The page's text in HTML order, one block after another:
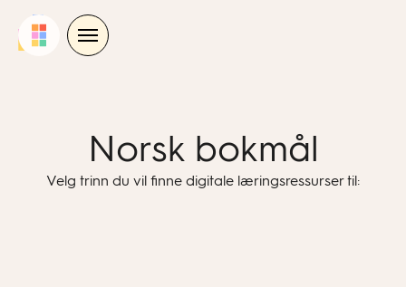
Norsk bokmål
Velg trinn du vil finne digitale læringsressurser til: